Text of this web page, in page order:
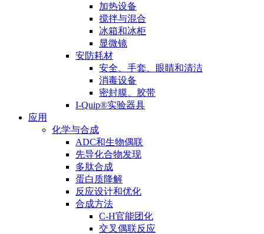
加热设备
搅拌与混合
冰箱和冰柜
显微镜
安防耗材
安全、手套、眼睛和清洁
消毒设备
密封膜、胶带
I-Quip®️实验器具
应用
化学与合成
ADC和生物偶联
先导化合物发现
多肽合成
蛋白质降解
反应设计和优化
合成方法
C-H官能团化
交叉偶联反应